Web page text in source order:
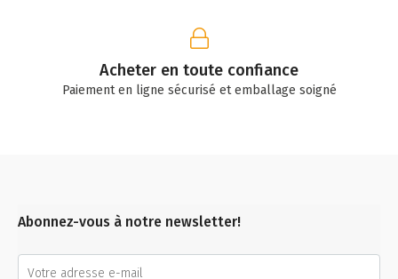
Acheter en toute confiance
Paiement en ligne sécurisé et emballage soigné
Abonnez-vous à notre newsletter!